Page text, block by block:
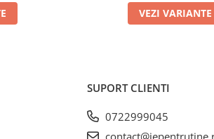
VEZI VARIANTE
SUPORT CLIENTI
0722999045